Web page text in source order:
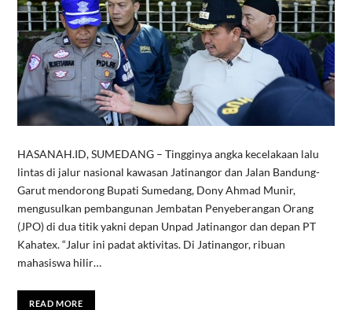
HASANAH.ID, SUMEDANG – Tingginya angka kecelakaan lalu
lintas di jalur nasional kawasan Jatinangor dan Jalan Bandung-
Garut mendorong Bupati Sumedang, Dony Ahmad Munir,
mengusulkan pembangunan Jembatan Penyeberangan Orang
(JPO) di dua titik yakni depan Unpad Jatinangor dan depan PT
Kahatex. “Jalur ini padat aktivitas. Di Jatinangor, ribuan
mahasiswa hilir…
READ MORE